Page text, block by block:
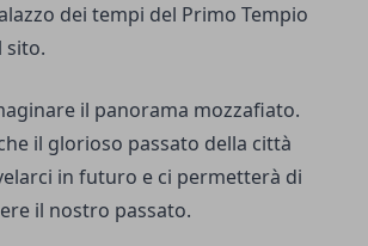
dei tempi del Primo Tempio
sito.
il panorama mozzafiato.
il glorioso passato della città
in futuro e ci permetterà di
il nostro passato.